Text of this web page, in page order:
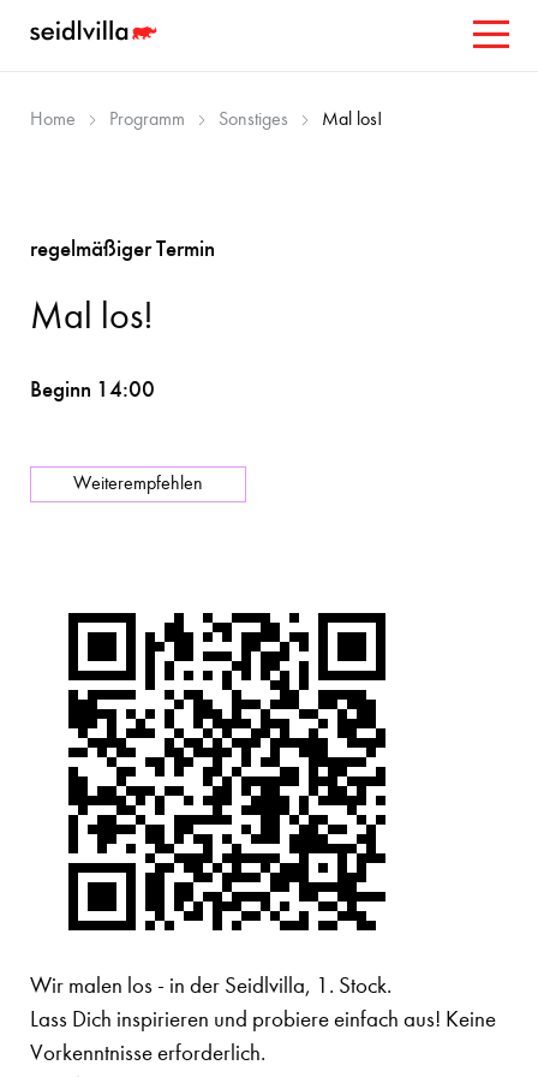
Home Programm Sonstiges Mal los!
regelmäßiger Termin
Mal los!
Beginn 14:00
Weiterempfehlen
Wir malen los - in der Seidlvilla, 1. Stock.
Lass Dich inspirieren und probiere einfach aus! Keine
Vorkenntnisse erforderlich.